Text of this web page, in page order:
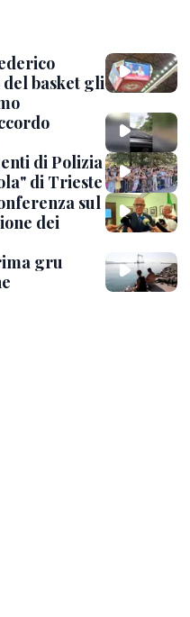
basket gli
di Polizia
di Trieste
sul
dei
gru